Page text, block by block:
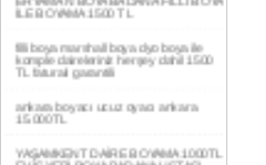
filli boya marshall boya dyo boya ile
komple daireleriniz herşey dahil 1500
ankara boyacı ucuz oyacı ankara
15.000TL
YAŞAMKENT DAİRE BOYAMA 1000TL
EV,İŞYERİ BOYA BADANA USTASI